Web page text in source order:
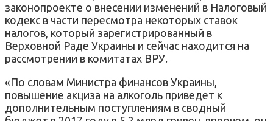
законопроекте о внесении изменений в Налоговый
кодекс в части пересмотра некоторых ставок
налогов, который зарегистрированный в
Верховной Раде Украины и сейчас находится на
рассмотрении в комитатах ВРУ.
«По словам Министра финансов Украины,
повышение акциза на алкоголь приведет к
дополнительным поступлениям в сводный